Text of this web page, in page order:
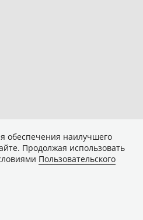
обеспечения наилучшего
Продолжая использовать
Пользовательского